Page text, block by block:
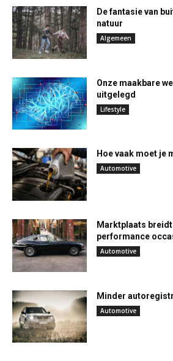
De fantasie van
natuur
Algemeen
Onze maakbare
uitgelegd
Lifestyle
Hoe vaak moet je
Automotive
Marktplaats
performance
Automotive
Minder
Automotive